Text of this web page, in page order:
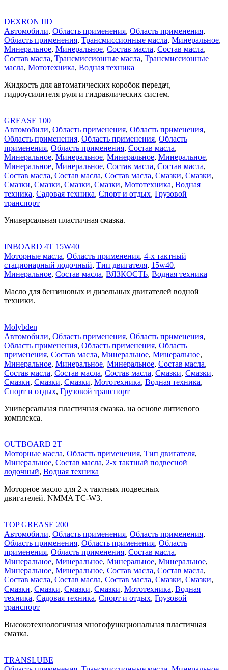
DEXRON IID
Автомобили, Область применения, Область применения,
Область применения, Трансмиссионные масла, Минеральное,
Минеральное, Минеральное, Состав масла, Состав масла,
Состав масла, Трансмиссионные масла, Трансмиссионные
масла, Мототехника, Водная техника
Жидкость для автоматических коробок передач,
гидроусилителя руля и гидравлических систем.
GREASE 100
Автомобили, Область применения, Область применения,
Область применения, Область применения, Область
применения, Область применения, Состав масла,
Минеральное, Минеральное, Минеральное, Минеральное,
Минеральное, Минеральное, Состав масла, Состав масла,
Состав масла, Состав масла, Состав масла, Смазки, Смазки,
Смазки, Смазки, Смазки, Смазки, Мототехника, Водная
техника, Садовая техника, Спорт и отдых, Грузовой
транспорт
Универсальная пластичная смазка.
INBOARD 4T 15W40
Моторные масла, Область применения, 4-х тактный
стационарный лодочный, Тип двигателя, 15w40,
Минеральное, Состав масла, ВЯЗКОСТЬ, Водная техника
Масло для бензиновых и дизельных двигателей водной
техники.
Molybden
Автомобили, Область применения, Область применения,
Область применения, Область применения, Область
применения, Состав масла, Минеральное, Минеральное,
Минеральное, Минеральное, Минеральное, Состав масла,
Состав масла, Состав масла, Состав масла, Смазки, Смазки,
Смазки, Смазки, Смазки, Мототехника, Водная техника,
Спорт и отдых, Грузовой транспорт
Универсальная пластичная смазка. на основе литиевого
комплекса.
OUTBOARD 2T
Моторные масла, Область применения, Тип двигателя,
Минеральное, Состав масла, 2-х тактный подвесной
лодочный, Водная техника
Моторное масло для 2-х тактных подвесных
двигателей. NMMA TC-W3.
TOP GREASE 200
Автомобили, Область применения, Область применения,
Область применения, Область применения, Область
применения, Область применения, Состав масла,
Минеральное, Минеральное, Минеральное, Минеральное,
Минеральное, Минеральное, Состав масла, Состав масла,
Состав масла, Состав масла, Состав масла, Смазки, Смазки,
Смазки, Смазки, Смазки, Смазки, Мототехника, Водная
техника, Садовая техника, Спорт и отдых, Грузовой
транспорт
Высокотехнологичная многофункциональная пластичная
смазка.
TRANSLUBE